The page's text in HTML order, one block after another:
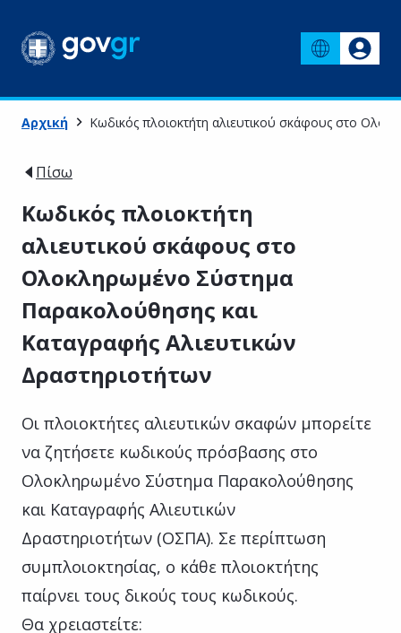
Αρχική Κωδικός πλοιοκτήτη αλιευτικού σκάφους στο
Πίσω
Κωδικός πλοιοκτήτη
αλιευτικού σκάφους στο
Ολοκληρωμένο Σύστημα
Παρακολούθησης και
Καταγραφής Αλιευτικών
Δραστηριοτήτων
Οι πλοιοκτήτες αλιευτικών σκαφών μπορείτε
να ζητήσετε κωδικούς πρόσβασης στο
Ολοκληρωμένο Σύστημα Παρακολούθησης
και Καταγραφής Αλιευτικών
Δραστηριοτήτων (ΟΣΠΑ). Σε περίπτωση
συμπλοιοκτησίας, ο κάθε πλοιοκτήτης
παίρνει τους δικούς τους κωδικούς.
Θα χρειαστείτε: